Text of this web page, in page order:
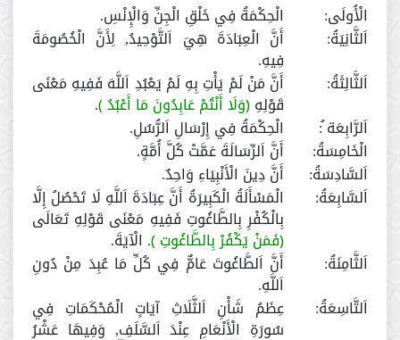
الْأُولَى:
الْحِكْمَةُ فِي خَلْقِ الْجِنِّ وَالْإِنْسِ.
اَلثَّانِيَةُ:
أَنَّ الْعِبَادَةَ هِيَ اَلتَّوْحِيدُ, لِأَنَّ الْخُصُومَةَ
فِيهِ.
اَلثَّالِثَةُ:
أَنَّ مَنْ لَمْ يَأْتِ بِهِ لَمْ يَعْبُدِ اَللَّهَ فَفِيهِ مَعْنَى
قَوْلِهِ﴿وَلَا أَنْتُمْ عَابِدُونَ مَا أَعْبُدُ ﴾.
اَلرَّابِعَة ُ:
الْحِكْمَةُ فِي إِرْسَالِ اَلرُّسُلِ.
الْخَامِسَةُ:
أَنَّ اَلرِّسَالَةَ عَمَّتْ كُلَّ أُمَّةٍ.
اَلسَّادِسَةُ:
أَنَّ دِينَ الْأَنْبِيَاءِ وَاحِدٌ.
اَلسَّابِعَةُ:
الْمَسْأَلَةُ الْكَبِيرَةُ أَنَّ عِبَادَةَ اَللَّهِ لَا تَحْصُلُ إِلَّا
بِالْكُفْرِ بِالطَّاغُوتِ فَفِيهِ مَعْنَى قَوْلِهِ تَعَالَى
﴿فَمَنْ يَكْفُرْ بِالطَّاغُوتِ ﴾. الْآيَةَ.
اَلثَّامِنَةُ:
أَنَّ اَلطَّاغُوتَ عَامٌّ فِي كُلِّ مَا عُبِدَ مِنْ دُونِ
اَللَّهِ.
اَلتَّاسِعَةُ:
عِظَمُ شَأْنِ اَلثَّلَاثِ آيَاتٍ الْمُحْكَمَاتِ فِي
سُورَةِ الْأَنْعَامِ عِنْدَ اَلسَّلَفِ, وَفِيهَا عَشْرُ